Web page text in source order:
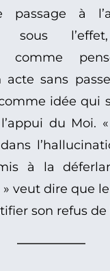
passage à
sous
comme
acte sans
idée qui
du Moi.
à la
» veut dire que
son refus de